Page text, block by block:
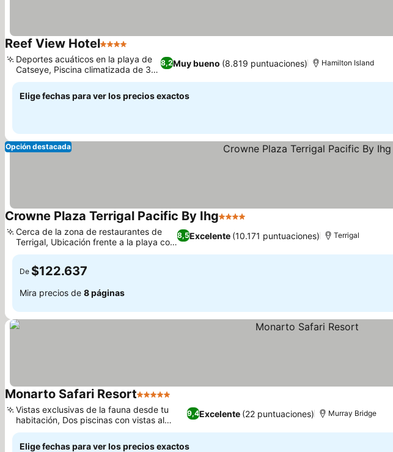
Reef View Hotel4 Estrellas
8,2Muy bueno (8.819 puntuaciones)
Deportes acuáticos en la playa de
Catseye, Piscina climatizada de 35
metros
Hamilton Island
Elige fechas para ver los precios exactos
Opción destacada
Crowne Plaza Terrigal Pacific By Ihg4 Estrellas
8,5Excelente (10.171 puntuaciones)
Cerca de la zona de restaurantes de
Terrigal, Ubicación frente a la playa con
vistas al mar
Terrigal
De $122.637
Mira precios de 8 páginas
Monarto Safari Resort5 Estrellas
9,4Excelente (22 puntuaciones)
Vistas exclusivas de la fauna desde tu
habitación, Dos piscinas con vistas al
parque de safari
Murray Bridge
Elige fechas para ver los precios exactos